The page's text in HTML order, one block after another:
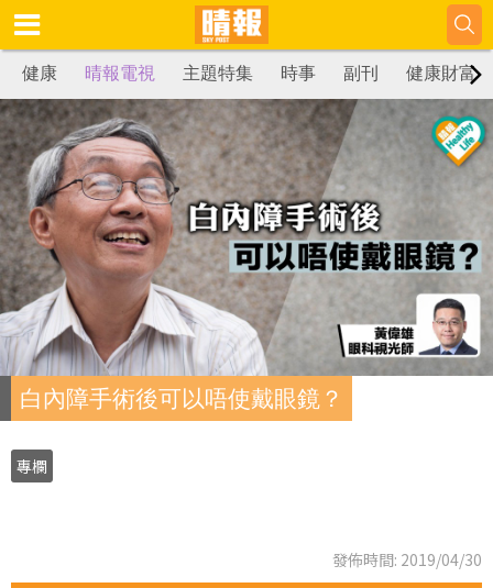
健康 晴報電視 主題特集 時事 副刊 健康財富
白內障手術後可以唔使戴眼鏡？
專欄
發佈時間: 2019/04/30